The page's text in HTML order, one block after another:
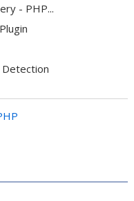
- PHP...
Detection
G...